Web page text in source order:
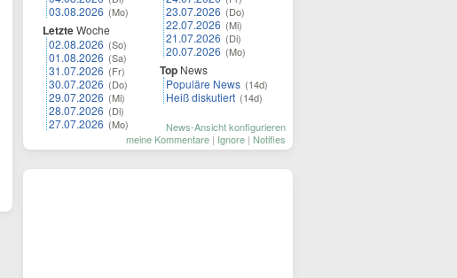
03.08.2026 (Mo)
LetzteWoche
02.08.2026 (So)
01.08.2026 (Sa)
31.07.2026 (Fr)
30.07.2026 (Do)
29.07.2026 (Mi)
28.07.2026 (Di)
27.07.2026 (Mo)
23.07.2026 (Do)
22.07.2026 (Mi)
21.07.2026 (Di)
20.07.2026 (Mo)
Top News
Populäre News (14d)
Heiß diskutiert (14d)
News-Ansicht konfigurieren
meine Kommentare | Ignore | Notifies